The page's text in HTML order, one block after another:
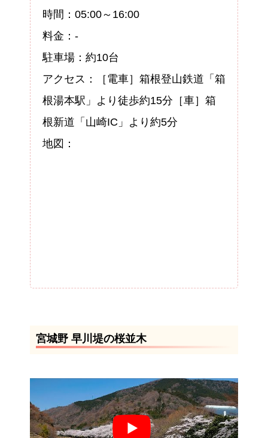
時間：05:00～16:00
料金：-
駐車場：約10台
アクセス：［電車］箱根登山鉄道「箱
根湯本駅」より徒歩約15分［車］箱
根新道「山崎IC」より約5分
地図：
宮城野 早川堤の桜並木